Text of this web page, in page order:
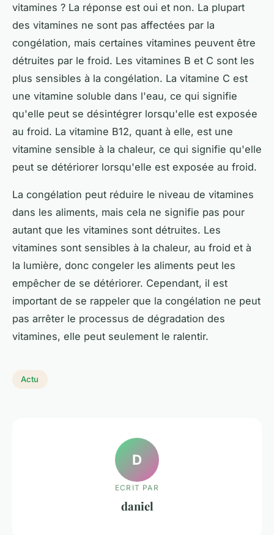
vitamines ? La réponse est oui et non. La plupart
des vitamines ne sont pas affectées par la
congélation, mais certaines vitamines peuvent être
détruites par le froid. Les vitamines B et C sont les
plus sensibles à la congélation. La vitamine C est
une vitamine soluble dans l'eau, ce qui signifie
qu'elle peut se désintégrer lorsqu'elle est exposée
au froid. La vitamine B12, quant à elle, est une
vitamine sensible à la chaleur, ce qui signifie qu'elle
peut se détériorer lorsqu'elle est exposée au froid.
La congélation peut réduire le niveau de vitamines
dans les aliments, mais cela ne signifie pas pour
autant que les vitamines sont détruites. Les
vitamines sont sensibles à la chaleur, au froid et à
la lumière, donc congeler les aliments peut les
empêcher de se détériorer. Cependant, il est
important de se rappeler que la congélation ne peut
pas arrêter le processus de dégradation des
vitamines, elle peut seulement le ralentir.
Actu
D
ECRIT PAR
daniel